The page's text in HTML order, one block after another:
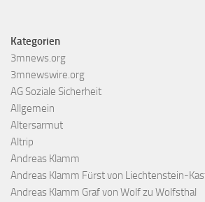
Kategorien
3mnews.org
3mnewswire.org
AG Soziale Sicherheit
Allgemein
Altersarmut
Altrip
Andreas Klamm
Andreas Klamm Fürst von Liechtenstein-
Andreas Klamm Graf von Wolf zu Wolfsthal